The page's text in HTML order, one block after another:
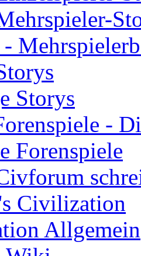
Storys
-
Forenspiele
Civilization
Allgemein